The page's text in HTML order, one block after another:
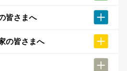
皆さまへ
の皆さまへ